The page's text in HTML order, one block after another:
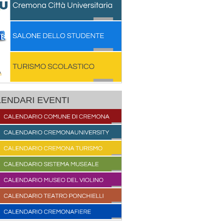
EVENTI